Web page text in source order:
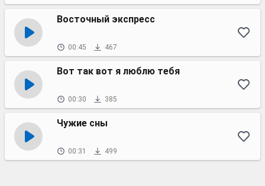
Восточный экспресс
00:45 467
Вот так вот я люблю тебя
00:30 385
Чужие сны
00:31 499